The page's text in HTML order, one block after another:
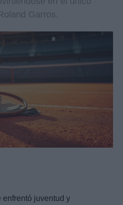
Garros.
enfrentó juventud y